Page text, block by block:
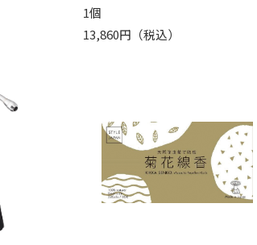
1個
13,860円（税込）